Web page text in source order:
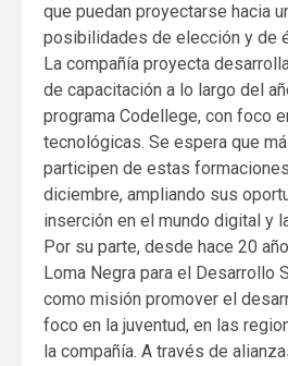
que puedan proyectarse hacia
posibilidades de elección y de
La compañía proyecta
de capacitación a lo largo del
programa Codellege, con foco
tecnológicas. Se espera que
participen de estas
diciembre, ampliando sus
inserción en el mundo digital y
Por su parte, desde hace 20
Loma Negra para el Desarrollo
como misión promover el
foco en la juventud, en las
la compañía. A través de